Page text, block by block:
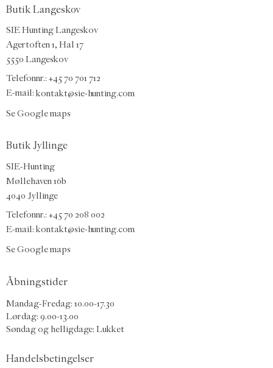
Butik Langeskov
SIE Hunting Langeskov
Agertoften 1, Hal 17
5550 Langeskov
Telefonnr.: +45 70 701 712
E-mail: kontakt@sie-hunting.com
Se Google maps
Butik Jyllinge
SIE-Hunting
Møllehaven 16b
4040 Jyllinge
Telefonnr.: +45 70 208 002
E-mail: kontakt@sie-hunting.com
Se Google maps
Åbningstider
Mandag-Fredag: 10.00-17.30
Lørdag: 9.00-13.00
Søndag og helligdage: Lukket
Handelsbetingelser